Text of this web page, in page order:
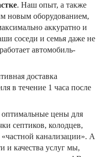
. Наш опыт, а также
новым оборудованием,
аккуратно и
соседи и семья даже не
автомобиль-
доставка
в течение 1 часа после
цены для
септиков, колодцев,
канализации». А
и качества услуг мы,